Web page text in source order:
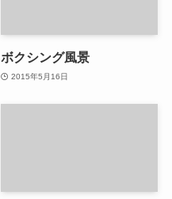
ボクシング風景
2015年5月16日